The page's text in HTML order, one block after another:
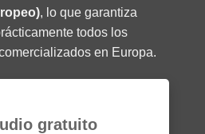
, lo que garantiza
todos los
en Europa.
gratuito